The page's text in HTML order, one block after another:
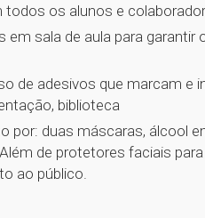
os alunos e
em sala de aula para
de adesivos que marcam e
biblioteca
por: duas máscaras, álcool
de protetores faciais
ao público.